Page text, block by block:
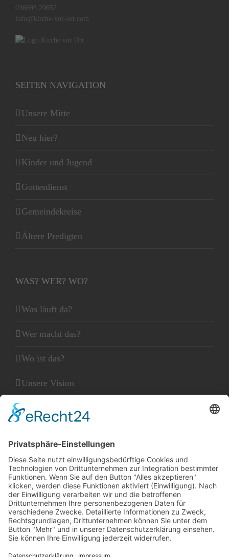
036695 20652
info@kirche-vor-ort.com
SEITEN NAVIGATION
Unsere Mitte
Neu hier?
Kinder und Jugend
Gottesdienst
Gemeindekreise
Ältere Predigten
WAS? WER? WO?
Was läuft da?
Wer macht das?
Wo ist das?
Unsere Vision
Unser Leitbild
KLEINGEDRUCKTES
Kontakt
Datenschutz
Impressum